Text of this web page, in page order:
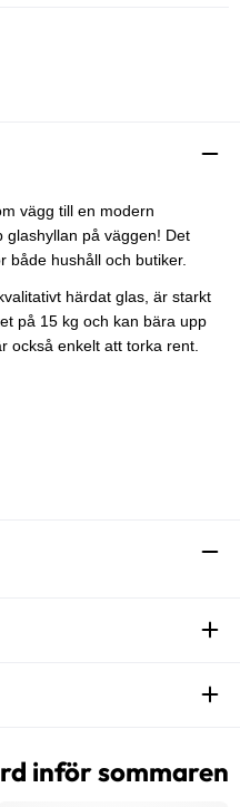
vägg till en modern
glashyllan på väggen! Det
både hushåll och butiker.
härdat glas, är starkt
på 15 kg och kan bära upp
också enkelt att torka rent.
inför sommaren